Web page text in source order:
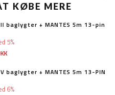
KØBE MERE
II baglygter + MANTES 5m 13-pin
5%
V baglygter + MANTES 5m 13-PIN
6%